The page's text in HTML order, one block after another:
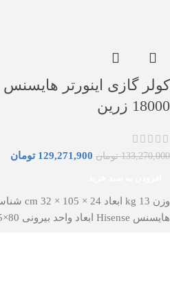
18000 زرین
133,270,000 تومان 129,271,900 تومان
هایسنس Hisense ابعاد واحد بیرونی 80×55×78